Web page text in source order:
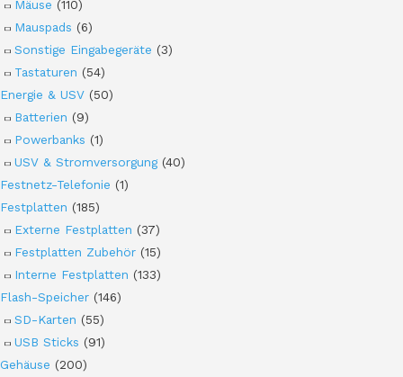
Mäuse (110)
Mauspads (6)
Sonstige Eingabegeräte (3)
Tastaturen (54)
Energie & USV (50)
Batterien (9)
Powerbanks (1)
USV & Stromversorgung (40)
Festnetz-Telefonie (1)
Festplatten (185)
Externe Festplatten (37)
Festplatten Zubehör (15)
Interne Festplatten (133)
Flash-Speicher (146)
SD-Karten (55)
USB Sticks (91)
Gehäuse (200)